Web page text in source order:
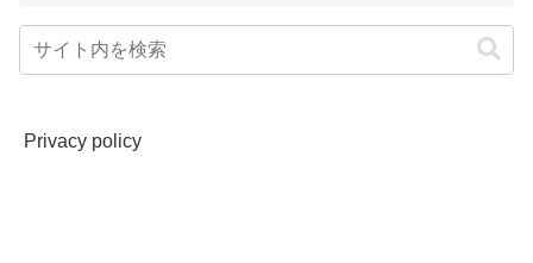
Privacy policy